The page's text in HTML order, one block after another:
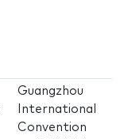
Guangzhou
International
Convention